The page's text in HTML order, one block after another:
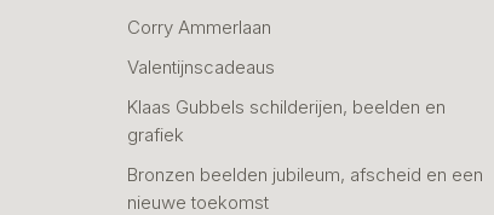
Corry Ammerlaan
Valentijnscadeaus
Klaas Gubbels schilderijen, beelden en
grafiek
Bronzen beelden jubileum, afscheid en een
nieuwe toekomst